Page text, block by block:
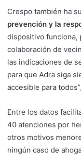
Crespo también ha
prevención y la
dispositivo funciona,
colaboración de
las indicaciones de
para que Adra siga
accesible para
Entre los datos
40 atenciones por
otros motivos
ningún caso de